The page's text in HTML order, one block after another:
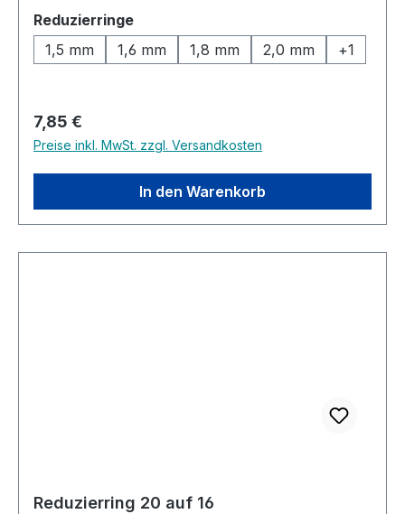
Reduzierringeauswählen
1,5 mm
1,6 mm 1,8 mm 2,0 mm +1
Regulärer Preis:
7,85 €
Preise inkl. MwSt. zzgl. Versandkosten
In den Warenkorb
Reduzierring 20 auf 16